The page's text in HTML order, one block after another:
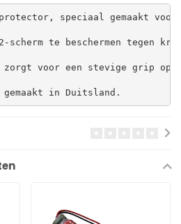
speciaal gemaakt voor
scherm te beschermen tegen
zorgt voor een stevige grip
in Duitsland.